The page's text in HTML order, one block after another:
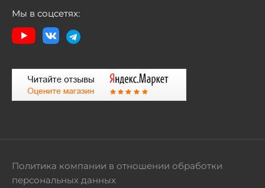
Мы в соцсетях:
Политика компании в отношении обработки
персональных данных